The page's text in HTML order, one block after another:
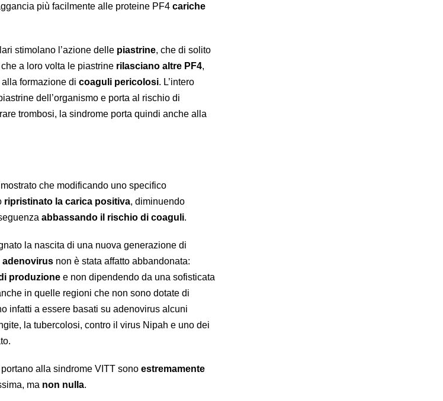
più facilmente alle proteine PF4 cariche
stimolano l’azione delle piastrine, che di solito
a loro volta le piastrine rilasciano altre PF4,
formazione di coaguli pericolosi. L’intero
dell’organismo e porta al rischio di
trombosi, la sindrome porta quindi anche alla
che modificando uno specifico
ripristinato la carica positiva, diminuendo
abbassando il rischio di coaguli.
la nascita di una nuova generazione di
adenovirus non è stata affatto abbandonata:
produzione e non dipendendo da una sofisticata
in quelle regioni che non sono dotate di
infatti a essere basati su adenovirus alcuni
la tubercolosi, contro il virus Nipah e uno dei
alla sindrome VITT sono estremamente
ma non nulla.